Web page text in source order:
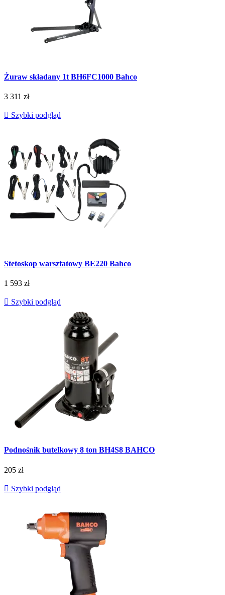
Żuraw składany 1t BH6FC1000 Bahco
3 311 zł
 Szybki podgląd
Stetoskop warsztatowy BE220 Bahco
1 593 zł
 Szybki podgląd
Podnośnik butelkowy 8 ton BH4S8 BAHCO
205 zł
 Szybki podgląd